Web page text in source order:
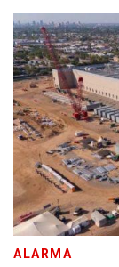
ALARMA